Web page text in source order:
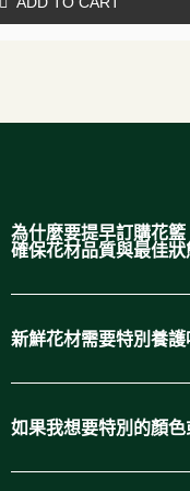
為什麼要提早訂購花籃
確保花材品質與最佳
新鮮花材需要特別養護
如果我想要特別的顏